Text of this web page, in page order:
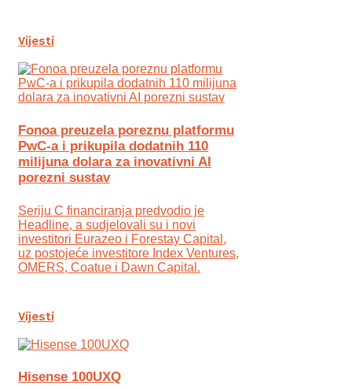
Vijesti
Fonoa preuzela poreznu platformu
PwC-a i prikupila dodatnih 110
milijuna dolara za inovativni AI
porezni sustav
Seriju C financiranja predvodio je
Headline, a sudjelovali su i novi
investitori Eurazeo i Forestay Capital,
uz postojeće investitore Index Ventures,
OMERS, Coatue i Dawn Capital.
Vijesti
Hisense 100UXQ